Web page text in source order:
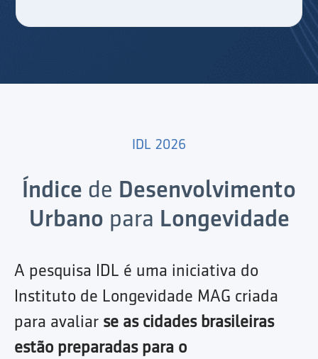
IDL 2026
Índice de Desenvolvimento
Urbano para Longevidade
A pesquisa IDL é uma iniciativa do
Instituto de Longevidade MAG criada
para avaliar se as cidades brasileiras
estão preparadas para o